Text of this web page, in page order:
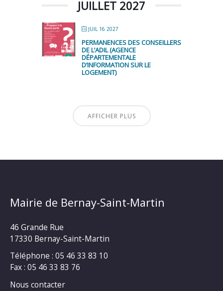
JUILLET 2027
JUIL 16 2027
PERMANENCES DES CONSEILLERS
DE L’ADIL (AGENCE
DÉPARTEMENTALE
D’INFORMATION SUR LE
LOGEMENT)
AFFICHER PLUS
Mairie de Bernay-Saint-Martin
46 Grande Rue
17330 Bernay-Saint-Martin
Téléphone : 05 46 33 83 10
Fax : 05 46 33 83 76
Nous contacter